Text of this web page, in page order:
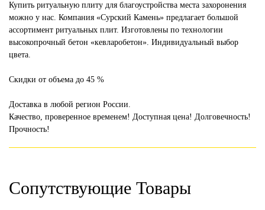
Купить ритуальную плиту для благоустройства места захоронения
можно у нас. Компания «Сурский Камень» предлагает большой
ассортимент ритуальных плит. Изготовлены по технологии
высокопрочный бетон «кевларобетон». Индивидуальный выбор
цвета.
Скидки от объема до 45 %
Доставка в любой регион России.
Качество, проверенное временем! Доступная цена! Долговечность!
Прочность!
Сопутствующие Товары